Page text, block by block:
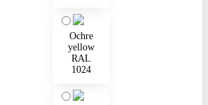
Ochre
yellow
RAL
1024